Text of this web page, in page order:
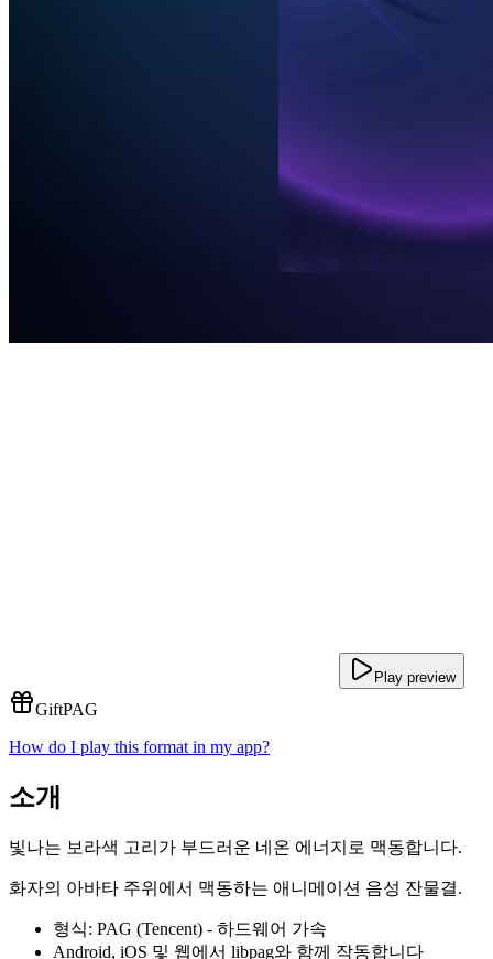
Play preview
GiftPAG
How do I play this format in my app?
소개
빛나는 보라색 고리가 부드러운 네온 에너지로 맥동합니다.
화자의 아바타 주위에서 맥동하는 애니메이션 음성 잔물결.
형식: PAG (Tencent) - 하드웨어 가속
Android, iOS 및 웹에서 libpag와 함께 작동합니다